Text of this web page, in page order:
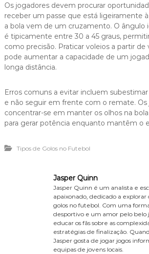
Os jogadores devem procurar
receber um passe que está ligeiramente
a bola vem de um cruzamento. O ângulo
é tipicamente entre 30 a 45 graus,
como precisão. Praticar voleios a partir de
pode aumentar a capacidade de um
longa distância.
Erros comuns a evitar incluem
e não seguir em frente com o remate.
concentrar-se em manter os olhos na
para gerar potência enquanto mantêm o
Tipos de Golos no Futebol
Jasper Quinn
Jasper Quinn é um analista e
apaixonado, dedicado a explorar
golos no futebol. Com uma
desportivo e um amor pelo belo
educar os fãs sobre as
estratégias de finalização.
Jasper gosta de jogar jogos
equipas de jovens locais.